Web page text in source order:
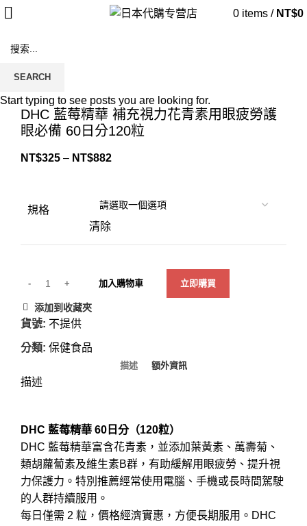
0 items / NT$0
Click to enlarge
DHC 藍莓精華 補充視力花青素用眼疲勞護
眼必備 60日分120粒
NT$325 – NT$882
規格
清除
加入購物車 立即購買
添加到收藏夾
貨號: 不提供
分類: 保健食品
描述 額外資訊
描述
DHC 藍莓精華 60日分（120粒）
DHC 藍莓精華富含花青素，並添加葉黃素、萬壽菊、
類胡蘿蔔素及維生素B群，有助緩解用眼疲勞、提升視
力保護力。特別推薦經常使用電腦、手機或長時間駕駛
的人群持續服用。
每日僅需 2 粒，價格經濟實惠，方便長期服用。DHC
SEARCH
Start typing to see posts you are looking for.